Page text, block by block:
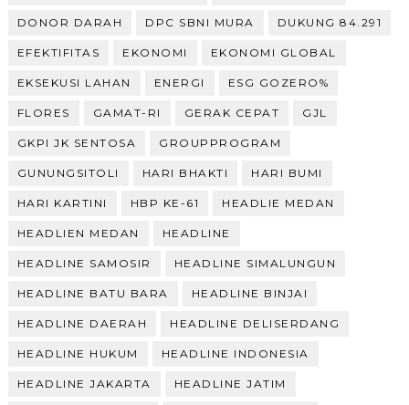
DONOR DARAH DPC SBNI MURA DUKUNG 84.291
EFEKTIFITAS EKONOMI EKONOMI GLOBAL
EKSEKUSI LAHAN ENERGI ESG GOZERO%
FLORES GAMAT-RI GERAK CEPAT GJL
GKPI JK SENTOSA GROUPPROGRAM
GUNUNGSITOLI HARI BHAKTI HARI BUMI
HARI KARTINI HBP KE-61 HEADLIE MEDAN
HEADLIEN MEDAN HEADLINE
HEADLINE SAMOSIR HEADLINE SIMALUNGUN
HEADLINE BATU BARA HEADLINE BINJAI
HEADLINE DAERAH HEADLINE DELISERDANG
HEADLINE HUKUM HEADLINE INDONESIA
HEADLINE JAKARTA HEADLINE JATIM